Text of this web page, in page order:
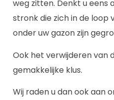
weg zitten. Denkt u eens
stronk die zich in de loop
onder uw gazon zijn
Ook het verwijderen van
gemakkelijke klus.
Wij raden u dan ook aan